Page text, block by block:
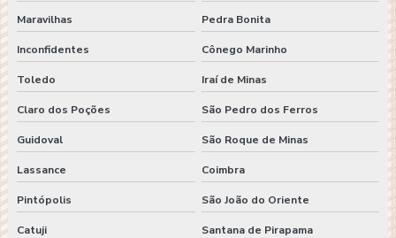
Maravilhas Pedra Bonita
Inconfidentes Cônego Marinho
Toledo Iraí de Minas
Claro dos Poções São Pedro dos Ferros
Guidoval São Roque de Minas
Lassance Coimbra
Pintópolis São João do Oriente
Catuji Santana de Pirapama